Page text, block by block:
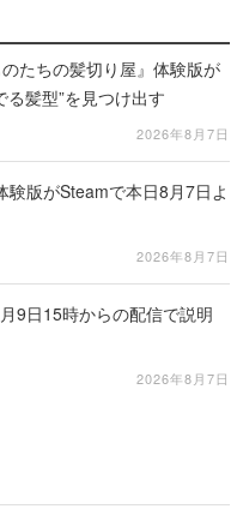
たちの髪切り屋』体験版が
髪型”を見つけ出す
2026年8月7日
験版がSteamで本日8月7日よ
2026年8月7日
9日15時からの配信で説明
2026年8月7日